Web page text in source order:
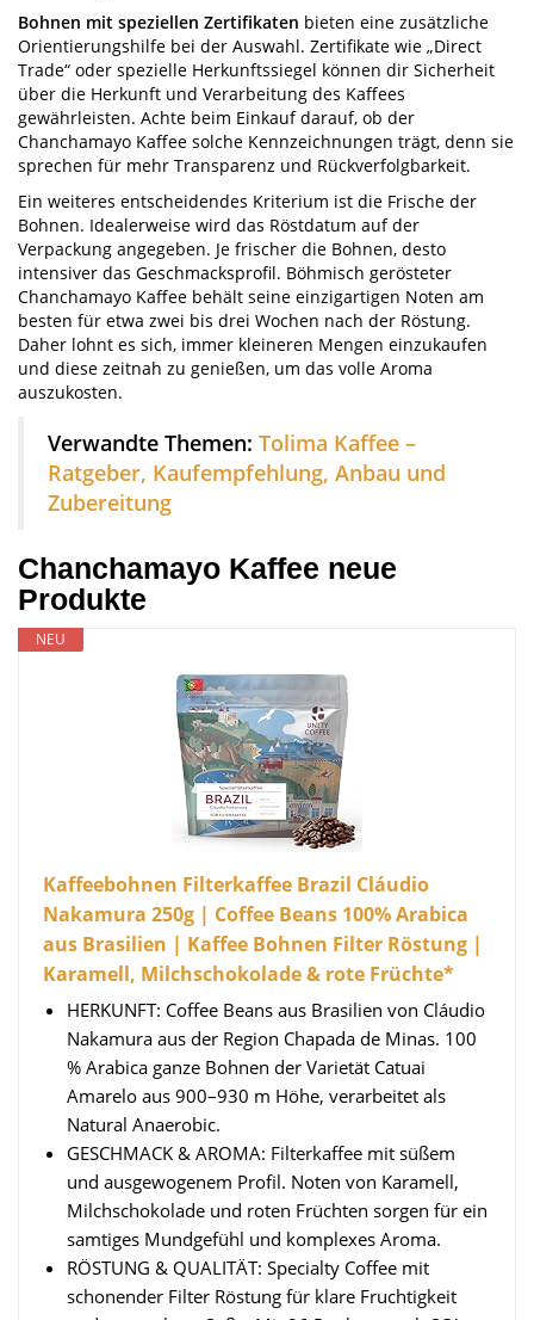
Bohnen mit speziellen Zertifikaten bieten eine zusätzliche
Orientierungshilfe bei der Auswahl. Zertifikate wie „Direct
Trade“ oder spezielle Herkunftssiegel können dir Sicherheit
über die Herkunft und Verarbeitung des Kaffees
gewährleisten. Achte beim Einkauf darauf, ob der
Chanchamayo Kaffee solche Kennzeichnungen trägt, denn sie
sprechen für mehr Transparenz und Rückverfolgbarkeit.
Ein weiteres entscheidendes Kriterium ist die Frische der
Bohnen. Idealerweise wird das Röstdatum auf der
Verpackung angegeben. Je frischer die Bohnen, desto
intensiver das Geschmacksprofil. Böhmisch gerösteter
Chanchamayo Kaffee behält seine einzigartigen Noten am
besten für etwa zwei bis drei Wochen nach der Röstung.
Daher lohnt es sich, immer kleineren Mengen einzukaufen
und diese zeitnah zu genießen, um das volle Aroma
auszukosten.
Verwandte Themen: Tolima Kaffee –
Ratgeber, Kaufempfehlung, Anbau und
Zubereitung
Chanchamayo Kaffee neue
Produkte
NEU
Kaffeebohnen Filterkaffee Brazil Cláudio
Nakamura 250g | Coffee Beans 100% Arabica
aus Brasilien | Kaffee Bohnen Filter Röstung |
Karamell, Milchschokolade & rote Früchte*
HERKUNFT: Coffee Beans aus Brasilien von Cláudio
Nakamura aus der Region Chapada de Minas. 100
% Arabica ganze Bohnen der Varietät Catuai
Amarelo aus 900–930 m Höhe, verarbeitet als
Natural Anaerobic.
GESCHMACK & AROMA: Filterkaffee mit süßem
und ausgewogenem Profil. Noten von Karamell,
Milchschokolade und roten Früchten sorgen für ein
samtiges Mundgefühl und komplexes Aroma.
RÖSTUNG & QUALITÄT: Specialty Coffee mit
schonender Filter Röstung für klare Fruchtigkeit